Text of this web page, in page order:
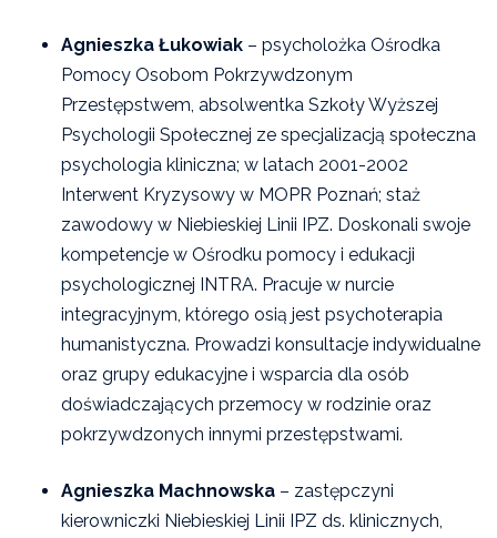
Agnieszka Łukowiak – psycholożka Ośrodka
Pomocy Osobom Pokrzywdzonym
Przestępstwem, absolwentka Szkoły Wyższej
Psychologii Społecznej ze specjalizacją społeczna
psychologia kliniczna; w latach 2001-2002
Interwent Kryzysowy w MOPR Poznań; staż
zawodowy w Niebieskiej Linii IPZ. Doskonali swoje
kompetencje w Ośrodku pomocy i edukacji
psychologicznej INTRA. Pracuje w nurcie
integracyjnym, którego osią jest psychoterapia
humanistyczna. Prowadzi konsultacje indywidualne
oraz grupy edukacyjne i wsparcia dla osób
doświadczających przemocy w rodzinie oraz
pokrzywdzonych innymi przestępstwami.
Agnieszka Machnowska – zastępczyni
kierowniczki Niebieskiej Linii IPZ ds. klinicznych,